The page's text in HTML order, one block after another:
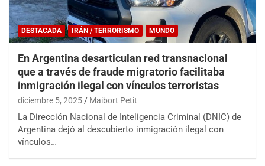
DESTACADA IRÁN / TERRORISMO MUNDO
En Argentina desarticulan red transnacional
que a través de fraude migratorio facilitaba
inmigración ilegal con vínculos terroristas
diciembre 5, 2025 Maibort Petit
La Dirección Nacional de Inteligencia Criminal (DNIC) de
Argentina dejó al descubierto inmigración ilegal con
vínculos…